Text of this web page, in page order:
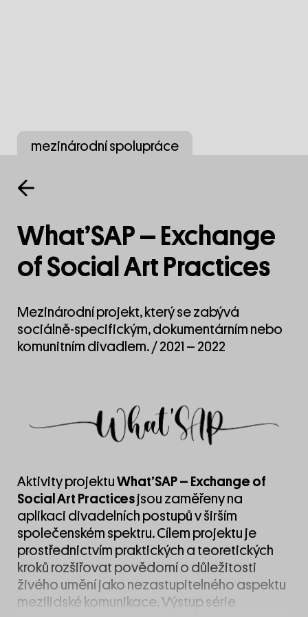
mezinárodní spolupráce
What’SAP – Exchange
of Social Art Practices
Mezinárodní projekt, který se zabývá
sociálně-specifickým, dokumentárním nebo
komunitním divadlem. / 2021 – 2022
Aktivity projektuWhat’SAP – Exchange of
Social Art Practicesjsou zaměřeny na
aplikaci divadelních postupů v širším
společenském spektru. Cílem projektu je
prostřednictvím praktických a teoretických
kroků rozšiřovat povědomí o důležitosti
živého umění jako nezastupitelného aspektu
mezilidské komunikace. Výstup série